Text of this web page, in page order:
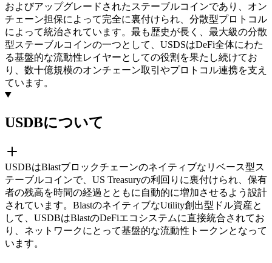
およびアップグレードされたステーブルコインであり、オン
チェーン担保によって完全に裏付けられ、分散型プロトコル
によって統治されています。最も歴史が長く、最大級の分散
型ステーブルコインの一つとして、USDSはDeFi全体にわた
る基盤的な流動性レイヤーとしての役割を果たし続けてお
り、数十億規模のオンチェーン取引やプロトコル連携を支え
ています。
USDBについて
USDBはBlastブロックチェーンのネイティブなリベース型ス
テーブルコインで、US Treasuryの利回りに裏付けられ、保有
者の残高を時間の経過とともに自動的に増加させるよう設計
されています。BlastのネイティブなUtility創出型ドル資産と
して、USDBはBlastのDeFiエコシステムに直接統合されてお
り、ネットワークにとって基盤的な流動性トークンとなって
います。